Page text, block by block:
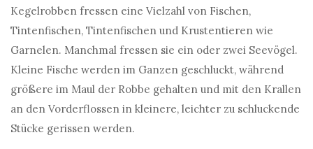
Kegelrobben fressen eine Vielzahl von Fischen,
Tintenfischen, Tintenfischen und Krustentieren wie
Garnelen. Manchmal fressen sie ein oder zwei Seevögel.
Kleine Fische werden im Ganzen geschluckt, während
größere im Maul der Robbe gehalten und mit den Krallen
an den Vorderflossen in kleinere, leichter zu schluckende
Stücke gerissen werden.